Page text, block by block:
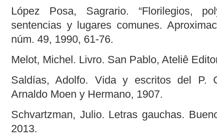
López Posa, Sagrario. “Florilegios,
sentencias y lugares comunes.
núm. 49, 1990, 61-76.
Melot, Michel. Livro. San Pablo, Ateliê
Saldías, Adolfo. Vida y escritos del P.
Arnaldo Moen y Hermano, 1907.
Schvartzman, Julio. Letras gauchas.
2013.